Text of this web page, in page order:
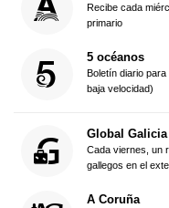
Recibe cada
primario
5 océanos
Boletín diario
baja velocidad)
Global Galicia
Cada viernes, un
gallegos en el
A Coruña